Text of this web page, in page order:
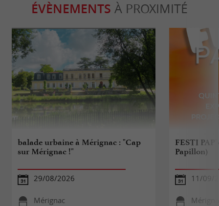
ÉVÈNEMENTS À PROXIMITÉ
balade urbaine à Mérignac : "Cap
sur Mérignac !"
29/08/2026
Mérignac
FESTI
Papillon)
11/09/